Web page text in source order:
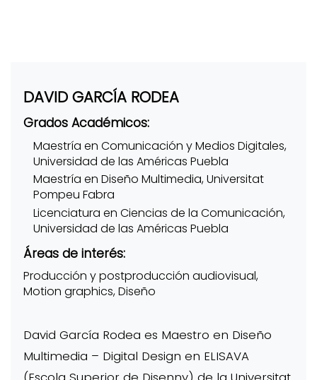
DAVID GARCÍA RODEA
Grados Académicos:
Maestría en Comunicación y Medios Digitales,
Universidad de las Américas Puebla
Maestría en Diseño Multimedia, Universitat
Pompeu Fabra
Licenciatura en Ciencias de la Comunicación,
Universidad de las Américas Puebla
Áreas de interés:
Producción y postproducción audiovisual,
Motion graphics, Diseño
David García Rodea es Maestro en Diseño
Multimedia – Digital Design en ELISAVA